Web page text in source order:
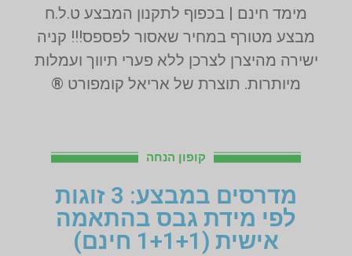
מימד חינם | בכפוף לתקנון המבצע ט.ל.ח
מבצע מטורף במחיר שאסור לפספס!!! קניה
ישירה מהיצרן לצרכן ללא פערי תיווך ועמלות
מיותרות. תוצרת של אריאל קומפורט ®
קופון הנחה
מדרסים במבצע: 3 זוגות
לפי מידת גבס בהתאמה
אישית (1+1+1 חינם)